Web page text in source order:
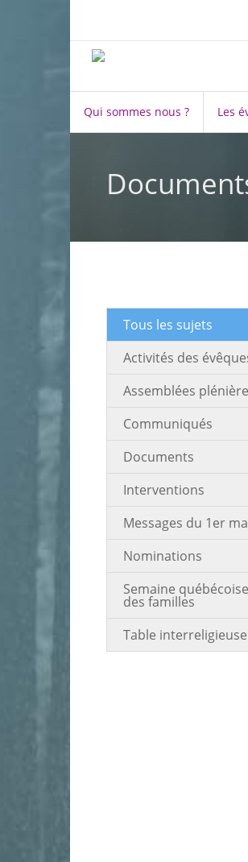
Qui sommes nous ? Les
Tous les sujets
Activités des
Assemblées
Communiqués
Documents
Interventions
Messages du 1er
Nominations
Semaine québécoise
des familles
Table interreligieuse